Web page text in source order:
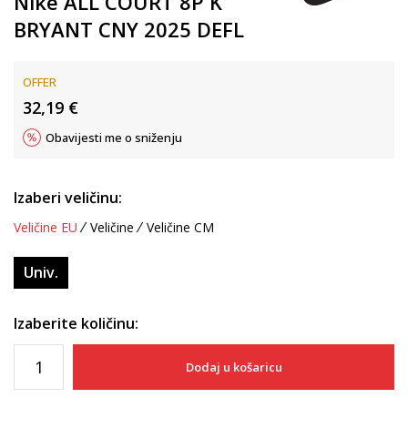
BRYANT CNY 2025 DEFL
OFFER
32,19 €
Obavijesti me o sniženju
Izaberi veličinu:
Veličine EU Veličine Veličine CM
Univ.
Izaberite količinu:
Dodaj u košaricu